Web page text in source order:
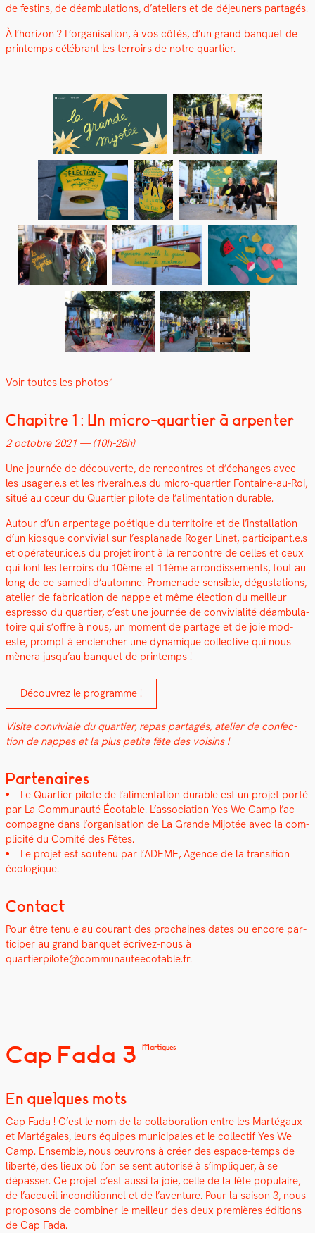
de fes­tins, de déam­bu­la­tions, d’ateliers et de déje­uners partagés.
À l’horizon ? L’organisation, à vos côtés, d’un grand ban­quet de
print­emps célébrant les ter­roirs de notre quarti­er.
Voir toutes les pho­tos
Chapitre 1 : Un micro-quartier à arpenter
2 octo­bre 2021 — (10h-28h)
Une journée de décou­verte, de ren­con­tres et d’échanges avec
les usager.e.s et les riverain.e.s du micro-quarti­er Fontaine-au-Roi,
situé au cœur du Quarti­er pilote de l’alimentation durable.
Autour d’un arpen­t­age poé­tique du ter­ri­toire et de l’installation
d’un kiosque con­vivial sur l’esplanade Roger Linet, participant.e.s
et opérateur.ice.s du pro­jet iront à la ren­con­tre de celles et ceux
qui font les ter­roirs du 10ème et 11ème arrondisse­ments, tout au
long de ce same­di d’automne. Prom­e­nade sen­si­ble, dégus­ta­tions,
ate­lier de fab­ri­ca­tion de nappe et même élec­tion du meilleur
espres­so du quarti­er, c’est une journée de con­vivi­al­ité déam­bu­la­
toire qui s’offre à nous, un moment de partage et de joie mod­
este, prompt à enclencher une dynamique col­lec­tive qui nous
mèn­era jusqu’au ban­quet de print­emps !
Décou­vrez le pro­gramme !
Vis­ite con­viviale du quarti­er, repas partagés, ate­lier de con­fec­
tion de nappes et la plus petite fête des voisins !
Partenaires
Le Quarti­er pilote de l’alimentation durable est un pro­jet porté
par La Com­mu­nauté Écotable. L’as­so­ci­a­tion Yes We Camp l’ac­
com­pa­gne dans l’or­gan­i­sa­tion de La Grande Mijotée avec la com­
plic­ité du Comité des Fêtes.
Le pro­jet est soutenu par l’ADEME, Agence de la tran­si­tion
écologique.
Contact
Pour être tenu.e au courant des prochaines dates ou encore par­
ticiper au grand ban­quet écrivez-nous à
quartierpilote@communauteecotable.fr.
Cap Fada 3 Martigues
En quelques mots
Cap Fada ! C’est le nom de la col­lab­o­ra­tion entre les Marté­gaux
et Marté­gales, leurs équipes munic­i­pales et le col­lec­tif Yes We
Camp. Ensem­ble, nous œuvrons à créer des espace-temps de
lib­erté, des lieux où l’on se sent autorisé à s’impliquer, à se
dépass­er. Ce pro­jet c’est aus­si la joie, celle de la fête pop­u­laire,
de l’accueil incon­di­tion­nel et de l’aven­ture. Pour la sai­son 3, nous
pro­posons de com­bin­er le meilleur des deux pre­mières édi­tions
de Cap Fada.